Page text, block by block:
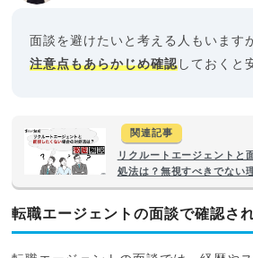
面談を避けたいと考える人もいます
注意点もあらかじめ確認 しておくと
関連記事
リクルートエージェントと
処法は？無視すべきでない
転職エージェントの面談で確認さ